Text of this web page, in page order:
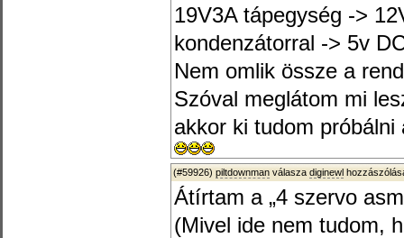
19V3A tápegység ->
kondenzátorral -> 5v
Nem omlik össze a
Szóval meglátom mi
akkor ki tudom
(#59926) piltdownman válasza diginewl
Átírtam a „4 szervo
(Mivel ide nem tudom,